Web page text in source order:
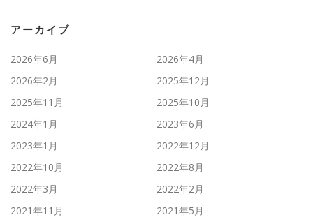
アーカイブ
2026年6月
2026年4月
2026年2月
2025年12月
2025年11月
2025年10月
2024年1月
2023年6月
2023年1月
2022年12月
2022年10月
2022年8月
2022年3月
2022年2月
2021年11月
2021年5月